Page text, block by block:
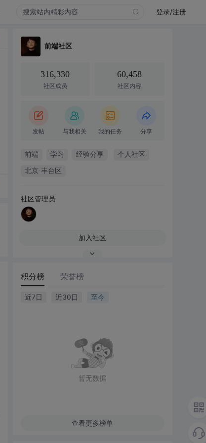
登录/注册
前端社区
316,330
社区成员
60,458
社区内容
发帖 与我相关 我的任务 分享
前端 学习 经验分享 个人社区
北京·丰台区
社区管理员
加入社区
积分榜 荣誉榜
近7日 近30日 至今
暂无数据
查看更多榜单